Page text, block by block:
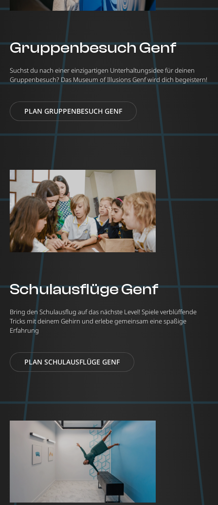
Gruppenbesuch Genf
Suchst du nach einer einzigartigen Unterhaltungsidee für deinen
Gruppenbesuch? Das Museum of Illusions Genf wird dich begeistern!
PLAN GRUPPENBESUCH GENF
Schulausflüge Genf
Bring den Schulausflug auf das nächste Level! Spiele verblüffende
Tricks mit deinem Gehirn und erlebe gemeinsam eine spaßige
Erfahrung
PLAN SCHULAUSFLÜGE GENF